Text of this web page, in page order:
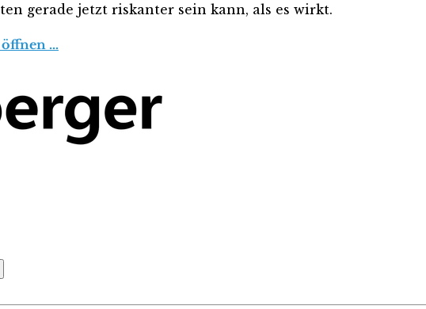
gerade jetzt riskanter sein kann, als es wirkt.
öffnen …